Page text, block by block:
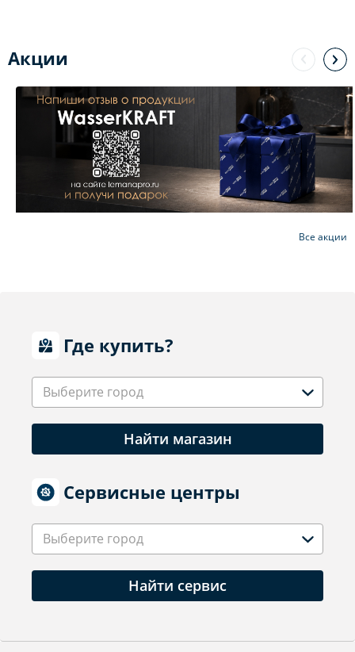
Акции
Все акции
Где купить?
Выберите город
Найти магазин
Сервисные центры
Выберите город
Найти сервис